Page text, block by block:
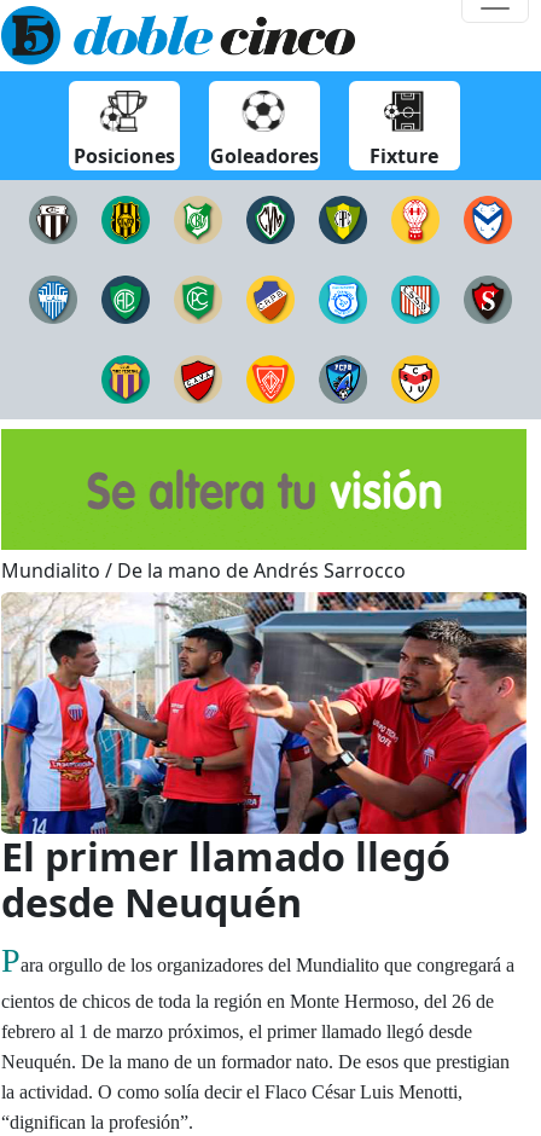
Posiciones Goleadores Fixture
Mundialito / De la mano de Andrés Sarrocco
El primer llamado llegó
desde Neuquén
Para orgullo de los organizadores del Mundialito que congregará a
cientos de chicos de toda la región en Monte Hermoso, del 26 de
febrero al 1 de marzo próximos, el primer llamado llegó desde
Neuquén. De la mano de un formador nato. De esos que prestigian
la actividad. O como solía decir el Flaco César Luis Menotti,
“dignifican la profesión”.